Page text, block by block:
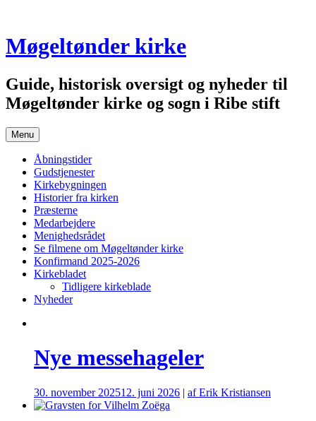
content
Møgeltønder kirke
Guide, historisk oversigt og nyheder til
Møgeltønder kirke og sogn i Ribe stift
Menu
Åbningstider
Gudstjenester
Kirkebygningen
Historier fra kirken
Præsterne
Medarbejdere
Menighedsrådet
Se filmene om Møgeltønder kirke
Konfirmand 2025-2026
Kirkebladet
Tidligere kirkeblade
Nyheder
Nye messehageler
30. november 202512. juni 2026 | af Erik Kristiansen